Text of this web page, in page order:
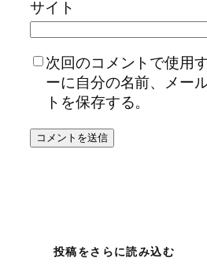
サイト
次回のコメントで使用
ーに自分の名前、メー
トを保存する。
投稿をさらに読み込む